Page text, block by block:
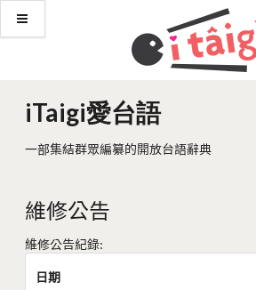
iTaigi愛台語
一部集結群眾編纂的開放台語辭典
維修公告
維修公告紀錄:
日期